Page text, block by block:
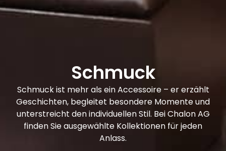
Schmuck
Schmuck ist mehr als ein Accessoire – er erzählt
Geschichten, begleitet besondere Momente und
unterstreicht den individuellen Stil. Bei Chalon AG
finden Sie ausgewählte Kollektionen für jeden
Anlass.